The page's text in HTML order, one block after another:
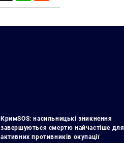
КримSOS: насильницькі зникнення
завершуються смертю найчастіше для
активних противників окупації